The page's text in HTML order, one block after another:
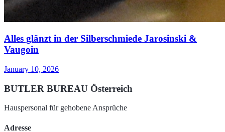
Alles glänzt in der Silberschmiede Jarosinski &
Vaugoin
January 10, 2026
BUTLER BUREAU Österreich
Hauspersonal für gehobene Ansprüche
Adresse